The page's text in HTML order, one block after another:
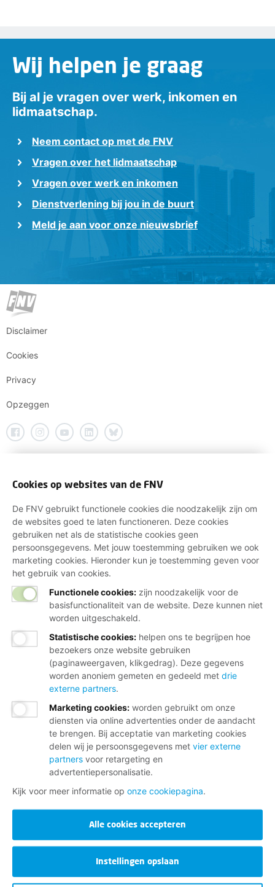
Wij helpen je graag
Bij al je vragen over werk, inkomen en
lidmaatschap.
Neem contact op met de FNV
Vragen over het lidmaatschap
Vragen over werk en inkomen
Dienstverlening bij jou in de buurt
Meld je aan voor onze nieuwsbrief
Disclaimer
Cookies
Privacy
Opzeggen
Cookies op websites van de FNV
De FNV gebruikt functionele cookies die noodzakelijk zijn om
de websites goed te laten functioneren. Deze cookies
gebruiken net als de statistische cookies geen
persoonsgegevens. Met jouw toestemming gebruiken we ook
marketing cookies. Hieronder kun je toestemming geven voor
het gebruik van cookies.
Functionele cookies: zijn noodzakelijk voor de
basisfunctionaliteit van de website. Deze kunnen niet
worden uitgeschakeld.
Statistische cookies: helpen ons te begrijpen hoe
bezoekers onze website gebruiken
(paginaweergaven, klikgedrag). Deze gegevens
worden anoniem gemeten en gedeeld met drie
externe partners.
Marketing cookies: worden gebruikt om onze
diensten via online advertenties onder de aandacht
te brengen. Bij acceptatie van marketing cookies
delen wij je persoonsgegevens met vier externe
partners voor retargeting en
advertentiepersonalisatie.
Kijk voor meer informatie op onze cookiepagina.
Alle cookies accepteren
Instellingen opslaan